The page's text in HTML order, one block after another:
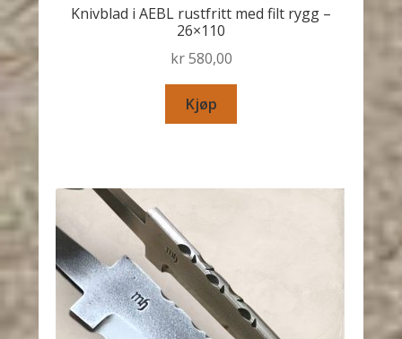
Knivblad i AEBL rustfritt med filt rygg –
26×110
kr580,00
Kjøp